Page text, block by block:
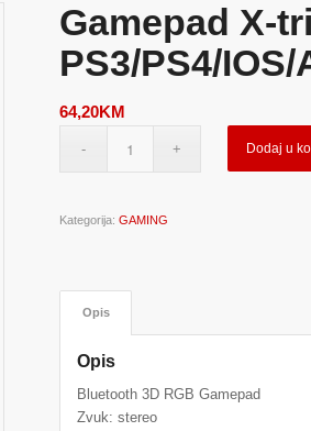
Gamepad X-
PS3/PS4/
64,20KM
Dodaj u
Kategorija:GAMING
Opis
Opis
Bluetooth 3D RGB Gamepad
Zvuk: stereo